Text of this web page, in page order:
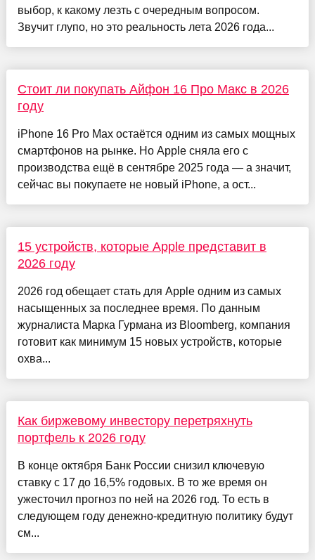
выбор, к какому лезть с очередным вопросом.
Звучит глупо, но это реальность лета 2026 года...
Стоит ли покупать Айфон 16 Про Макс в 2026
году
iPhone 16 Pro Max остаётся одним из самых мощных
смартфонов на рынке. Но Apple сняла его с
производства ещё в сентябре 2025 года — а значит,
сейчас вы покупаете не новый iPhone, а ост...
15 устройств, которые Apple представит в
2026 году
2026 год обещает стать для Apple одним из самых
насыщенных за последнее время. По данным
журналиста Марка Гурмана из Bloomberg, компания
готовит как минимум 15 новых устройств, которые
охва...
Как биржевому инвестору перетряхнуть
портфель к 2026 году
В конце октября Банк России снизил ключевую
ставку с 17 до 16,5% годовых. В то же время он
ужесточил прогноз по ней на 2026 год. То есть в
следующем году денежно-кредитную политику будут
см...